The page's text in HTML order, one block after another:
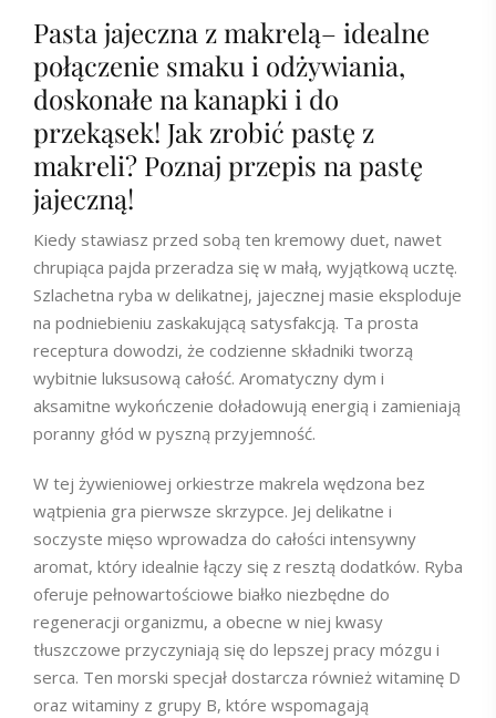
Pasta jajeczna z makrelą– idealne
połączenie smaku i odżywiania,
doskonałe na kanapki i do
przekąsek! Jak zrobić pastę z
makreli? Poznaj przepis na pastę
jajeczną!
Kiedy stawiasz przed sobą ten kremowy duet, nawet
chrupiąca pajda przeradza się w małą, wyjątkową ucztę.
Szlachetna ryba w delikatnej, jajecznej masie eksploduje
na podniebieniu zaskakującą satysfakcją. Ta prosta
receptura dowodzi, że codzienne składniki tworzą
wybitnie luksusową całość. Aromatyczny dym i
aksamitne wykończenie doładowują energią i zamieniają
poranny głód w pyszną przyjemność.
W tej żywieniowej orkiestrze makrela wędzona bez
wątpienia gra pierwsze skrzypce. Jej delikatne i
soczyste mięso wprowadza do całości intensywny
aromat, który idealnie łączy się z resztą dodatków. Ryba
oferuje pełnowartościowe białko niezbędne do
regeneracji organizmu, a obecne w niej kwasy
tłuszczowe przyczyniają się do lepszej pracy mózgu i
serca. Ten morski specjał dostarcza również witaminę D
oraz witaminy z grupy B, które wspomagają